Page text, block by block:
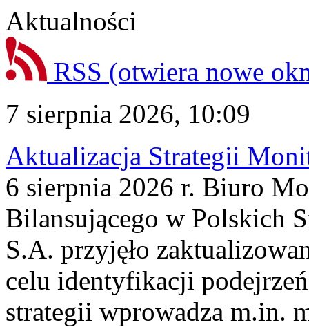
Aktualności
RSS (otwiera nowe
7 sierpnia 2026, 10:09
Aktualizacja Strategii
6 sierpnia 2026 r. Biuro
Bilansującego w Polskich
S.A. przyjęło
celu identyfikacji
strategii wprowadza m.in.